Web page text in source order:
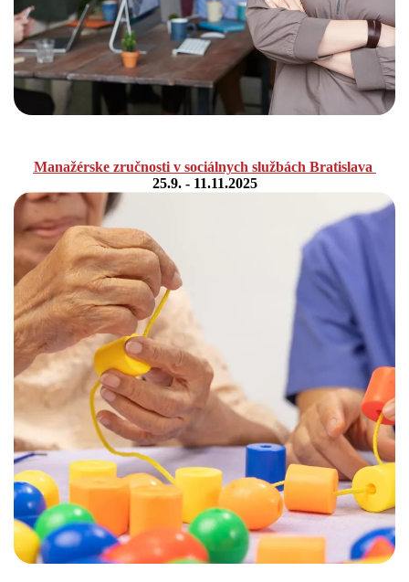
Manažérske zručnosti v sociálnych službách Bratislava
25.9. - 11.11.2025